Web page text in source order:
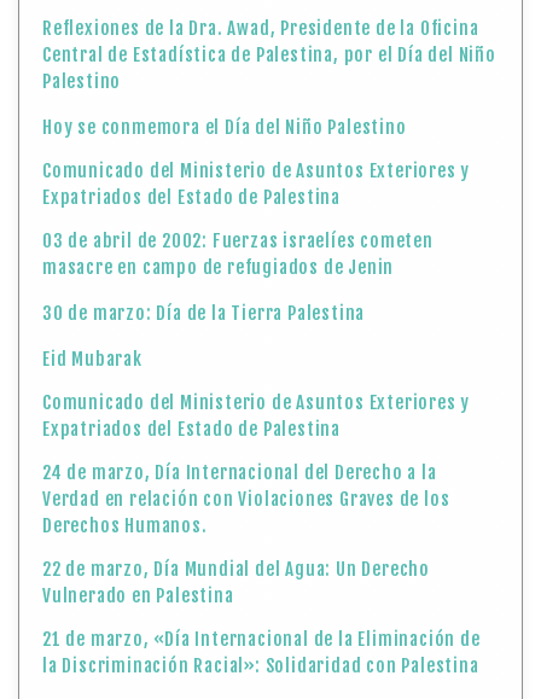
Reflexiones de la Dra. Awad, Presidente de la Oficina
Central de Estadística de Palestina, por el Día del Niño
Palestino
Hoy se conmemora el Día del Niño Palestino
Comunicado del Ministerio de Asuntos Exteriores y
Expatriados del Estado de Palestina
03 de abril de 2002: Fuerzas israelíes cometen
masacre en campo de refugiados de Jenin
30 de marzo: Día de la Tierra Palestina
Eid Mubarak
Comunicado del Ministerio de Asuntos Exteriores y
Expatriados del Estado de Palestina
24 de marzo, Día Internacional del Derecho a la
Verdad en relación con Violaciones Graves de los
Derechos Humanos.
22 de marzo, Día Mundial del Agua: Un Derecho
Vulnerado en Palestina
21 de marzo, «Día Internacional de la Eliminación de
la Discriminación Racial»: Solidaridad con Palestina